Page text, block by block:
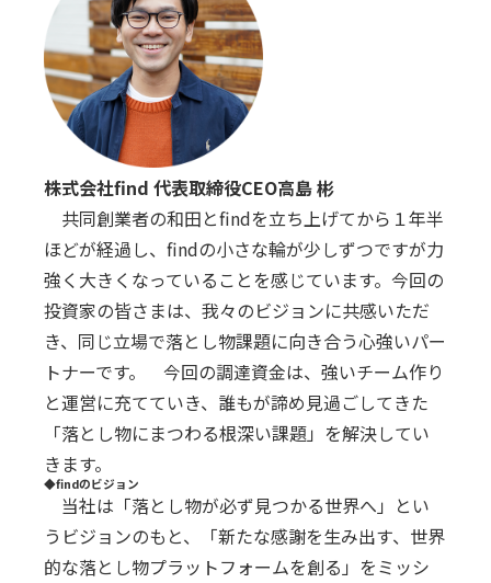
株式会社find 代表取締役CEO⾼島 彬
共同創業者の和⽥とfindを⽴ち上げてから１年半
ほどが経過し、findの⼩さな輪が少しずつですが⼒
強く⼤きくなっていることを感じています。今回の
投資家の皆さまは、我々のビジョンに共感いただ
き、同じ⽴場で落とし物課題に向き合う⼼強いパー
トナーです。 今回の調達資⾦は、強いチーム作り
と運営に充てていき、誰もが諦め⾒過ごしてきた
「落とし物にまつわる根深い課題」を解決してい
きます。
◆findのビジョン
当社は「落とし物が必ず⾒つかる世界へ」とい
うビジョンのもと、「新たな感謝を⽣み出す、世界
的な落とし物プラットフォームを創る」をミッシ